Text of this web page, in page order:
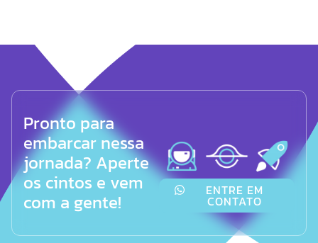
Pronto para
embarcar nessa
jornada? Aperte
os cintos e vem
com a gente!
ENTRE EM
CONTATO